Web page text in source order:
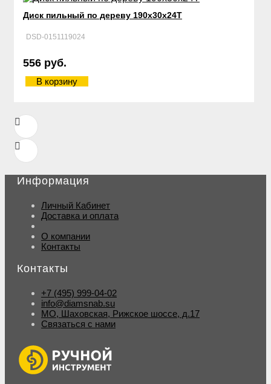
Диск пильный по дереву 190х30х24Т
DSD-0151119024
556 руб.
В корзину
Информация
Личный Кабинет
Доставка и оплата
О компании
Контакты
Контакты
+7 (495) 999-04-02
info@diamsnab.su
МО, Шаховская, Рижское шоссе, д.17
Связаться с нами